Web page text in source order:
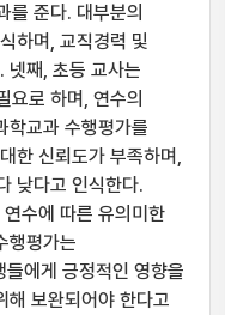
를 준다. 대부분의
하며, 교직경력 및
넷째, 초등 교사는
요로 하며, 연수의
학교과 수행평가를
한 신뢰도가 부족하며,
낮다고 인식한다.
수에 따른 유의미한
행평가는
에게 긍정적인 영향을
해 보완되어야 한다고